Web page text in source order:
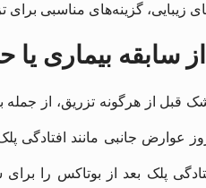
زیبایی، گزینه‌های مناسبی برای
سابقه بیماری یا
قبل از هرگونه تزریق، از
عوارض جانبی مانند افتادگی
پلک بعد از بوتاکس را